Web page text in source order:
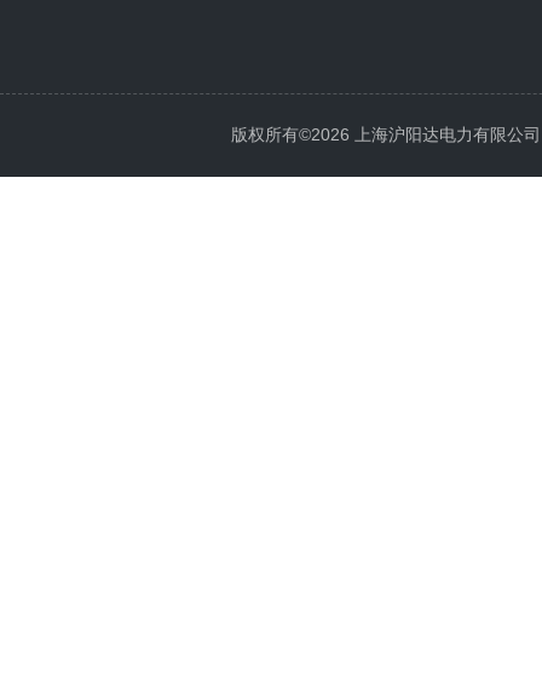
版权所有©2026 上海沪阳达电力有限公